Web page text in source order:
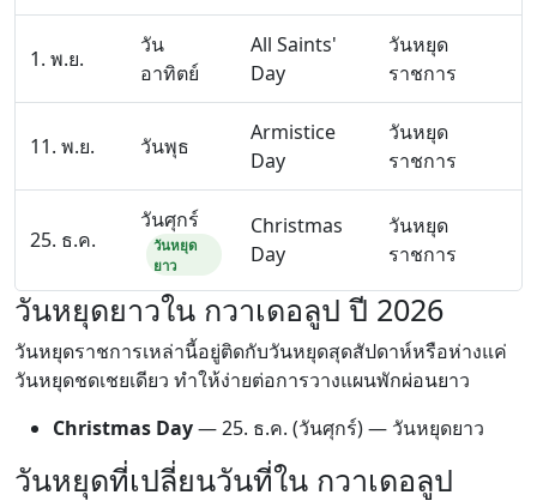
1. พ.ย.
วัน
อาทิตย์
All Saints'
Day
วันหยุด
ราชการ
11. พ.ย. วันพุธ
Armistice
Day
วันหยุด
ราชการ
25. ธ.ค.
วันศุกร์
วันหยุด
ยาว
Christmas
Day
วันหยุด
ราชการ
วันหยุดยาวใน กวาเดอลูป ปี 2026
วันหยุดราชการเหล่านี้อยู่ติดกับวันหยุดสุดสัปดาห์หรือห่างแค่
วันหยุดชดเชยเดียว ทำให้ง่ายต่อการวางแผนพักผ่อนยาว
Christmas Day—25. ธ.ค. (วันศุกร์) — วันหยุดยาว
วันหยุดที่เปลี่ยนวันที่ใน กวาเดอลูป